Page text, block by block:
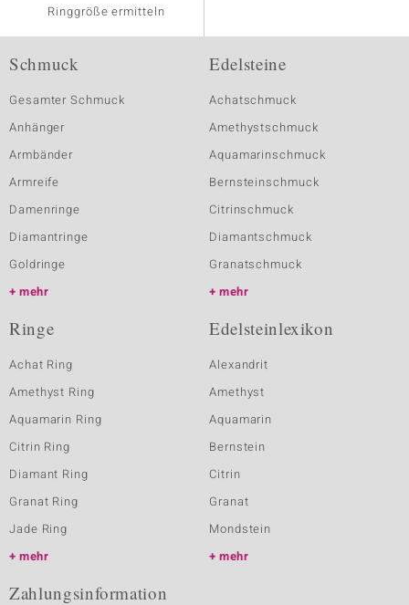
Ringgröße ermitteln
Schmuck
Gesamter Schmuck
Anhänger
Armbänder
Armreife
Damenringe
Diamantringe
Goldringe
mehr
Edelsteine
Achatschmuck
Amethystschmuck
Aquamarinschmuck
Bernsteinschmuck
Citrinschmuck
Diamantschmuck
Granatschmuck
mehr
Ringe
Achat Ring
Amethyst Ring
Aquamarin Ring
Citrin Ring
Diamant Ring
Granat Ring
Jade Ring
mehr
Edelsteinlexikon
Alexandrit
Amethyst
Aquamarin
Bernstein
Citrin
Granat
Mondstein
mehr
Zahlungsinformation